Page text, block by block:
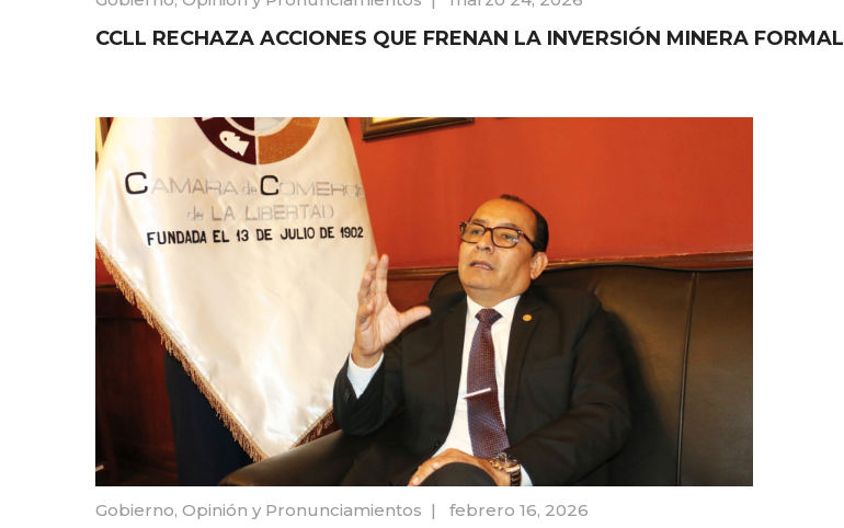
CCLL RECHAZA ACCIONES QUE FRENAN LA INVERSIÓN MINERA FORMAL
Gobierno, Opinión y Pronunciamientos | febrero 16, 2026